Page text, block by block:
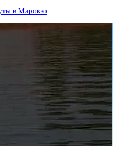
в Марокко